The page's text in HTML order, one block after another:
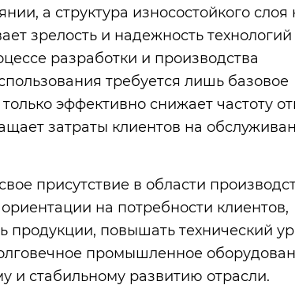
а структура износостойкого слоя
зрелость и надежность технологий
разработки и производства
требуется лишь базовое
эффективно снижает частоту
затраты клиентов на
присутствие в области
на потребности клиентов,
продукции, повышать технический
промышленное
и стабильному развитию отрасли.